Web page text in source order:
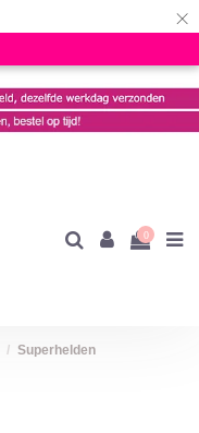
×
0
Superhelden